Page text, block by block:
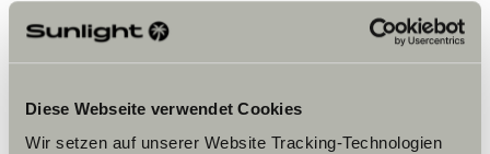
Diese Webseite verwendet Cookies
Wir setzen auf unserer Website Tracking-Technologien
Bitte akzeptiere die Marketing-
Cookies, um die Inhalte zu sehen.